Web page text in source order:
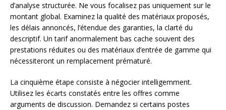
d’analyse structurée. Ne vous focalisez pas uniquement sur le
montant global. Examinez la qualité des matériaux proposés,
les délais annoncés, l’étendue des garanties, la clarté du
descriptif. Un tarif anormalement bas cache souvent des
prestations réduites ou des matériaux d’entrée de gamme qui
nécessiteront un remplacement prématuré.
La cinquième étape consiste à négocier intelligemment.
Utilisez les écarts constatés entre les offres comme
arguments de discussion. Demandez si certains postes